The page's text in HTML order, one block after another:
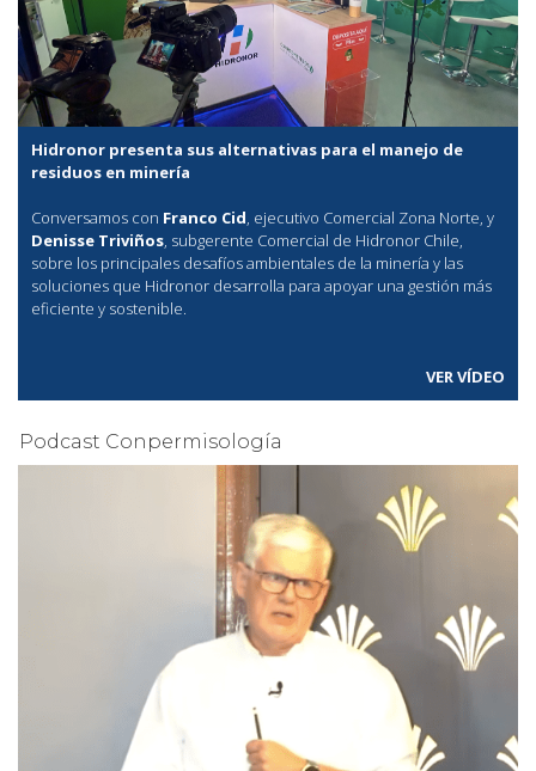
Hidronor presenta sus alternativas para el manejo de
residuos en minería
Conversamos con Franco Cid, ejecutivo Comercial Zona Norte, y
Denisse Triviños, subgerente Comercial de Hidronor Chile,
sobre los principales desafíos ambientales de la minería y las
soluciones que Hidronor desarrolla para apoyar una gestión más
eficiente y sostenible.
VER VÍDEO
Podcast Conpermisología